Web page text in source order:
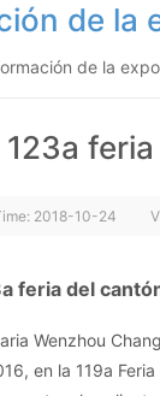
de la
de la
2018-10-24
feria del
Wenzhou
en la 119a